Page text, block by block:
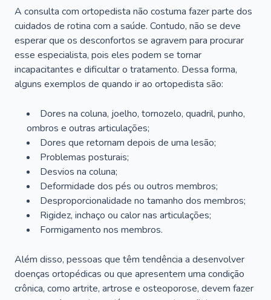
A consulta com ortopedista não costuma fazer parte dos
cuidados de rotina com a saúde. Contudo, não se deve
esperar que os desconfortos se agravem para procurar
esse especialista, pois eles podem se tornar
incapacitantes e dificultar o tratamento. Dessa forma,
alguns exemplos de quando ir ao ortopedista são:
Dores na coluna, joelho, tornozelo, quadril, punho,
ombros e outras articulações;
Dores que retornam depois de uma lesão;
Problemas posturais;
Desvios na coluna;
Deformidade dos pés ou outros membros;
Desproporcionalidade no tamanho dos membros;
Rigidez, inchaço ou calor nas articulações;
Formigamento nos membros.
Além disso, pessoas que têm tendência a desenvolver
doenças ortopédicas ou que apresentem uma condição
crônica, como artrite, artrose e osteoporose, devem fazer